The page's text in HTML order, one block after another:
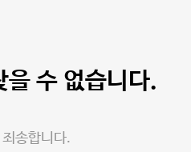
을 수 없습니다.
송합니다.